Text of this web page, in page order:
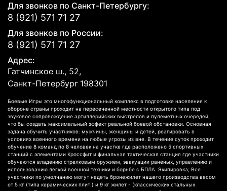
Для звонков по Санкт-Петербургу:
8 (921) 571 71 27
Для звонков по России:
8 (921) 571 71 27
Адрес:
Гатчинское ш., 52,
Санкт-Петербург 198301
Боевые Игры это многофункциональный комплекс в подготовке населения к
обороне страны проходит на пересеченной местности открытого типа под
звуковое сопровождение артиллерийских выстрелов и пулеметных очередей,
что бы создать максимальный эффект реальной боевой обстановки. Основная
задача обучить участников: мужчины, женщины и детей, реагировать в
условиях военного времени на любые угрозы из вне. В течение суток проходит
обучение 8 команд по 8 человек на участке где расположено 5 спортивных
станций с элементами Кроссфит и финальная тактическая станция где участники
обучаются владению стрелковым оружием, эвакуации раненых, управлению и
использованию легкой военной техники и борьбе с БПЛА. Экипировка; Все
участники по умолчанию могут надеть бронежилет нашего производства весом
от 5 кг (типа керамических плит ) и 9 кг жилет - (классических стальных